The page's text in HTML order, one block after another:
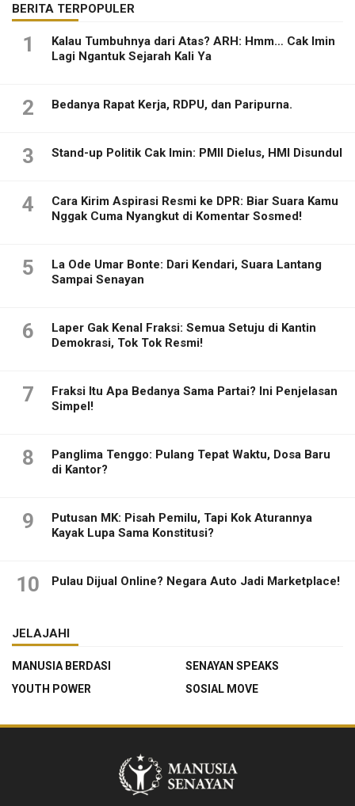
BERITA TERPOPULER
1
Kalau Tumbuhnya dari Atas? ARH: Hmm… Cak Imin
Lagi Ngantuk Sejarah Kali Ya
2 Bedanya Rapat Kerja, RDPU, dan Paripurna.
3 Stand-up Politik Cak Imin: PMII Dielus, HMI Disundul
4
Cara Kirim Aspirasi Resmi ke DPR: Biar Suara Kamu
Nggak Cuma Nyangkut di Komentar Sosmed!
5
La Ode Umar Bonte: Dari Kendari, Suara Lantang
Sampai Senayan
6
Laper Gak Kenal Fraksi: Semua Setuju di Kantin
Demokrasi, Tok Tok Resmi!
7
Fraksi Itu Apa Bedanya Sama Partai? Ini Penjelasan
Simpel!
8
Panglima Tenggo: Pulang Tepat Waktu, Dosa Baru
di Kantor?
9
Putusan MK: Pisah Pemilu, Tapi Kok Aturannya
Kayak Lupa Sama Konstitusi?
10 Pulau Dijual Online? Negara Auto Jadi Marketplace!
JELAJAHI
MANUSIA BERDASI
SENAYAN SPEAKS
YOUTH POWER
SOSIAL MOVE